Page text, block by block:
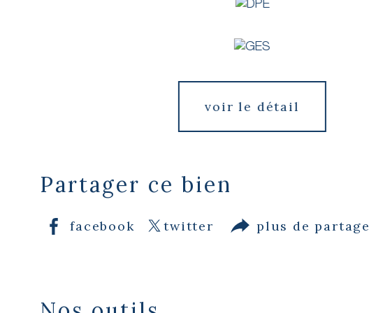
voir le détail
Partager ce bien
facebook twitter plus de partage